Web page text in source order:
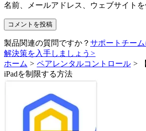
名前、メールアドレス、ウェブサイトを
製品関連の質問ですか？ サポートチー
解決策を入手しましょう >
ホーム > ペアレンタルコントロール >
iPadを制限する方法